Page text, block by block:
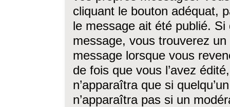
cliquant le bouton adéquat,
le message ait été publié. Si
message, vous trouverez
message lorsque vous
de fois que vous l’avez
n’apparaîtra que si
n’apparaîtra pas si un